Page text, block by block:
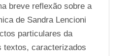
breve reflexão sobre a
de Sandra Lencioni
particulares da
textos, caracterizados